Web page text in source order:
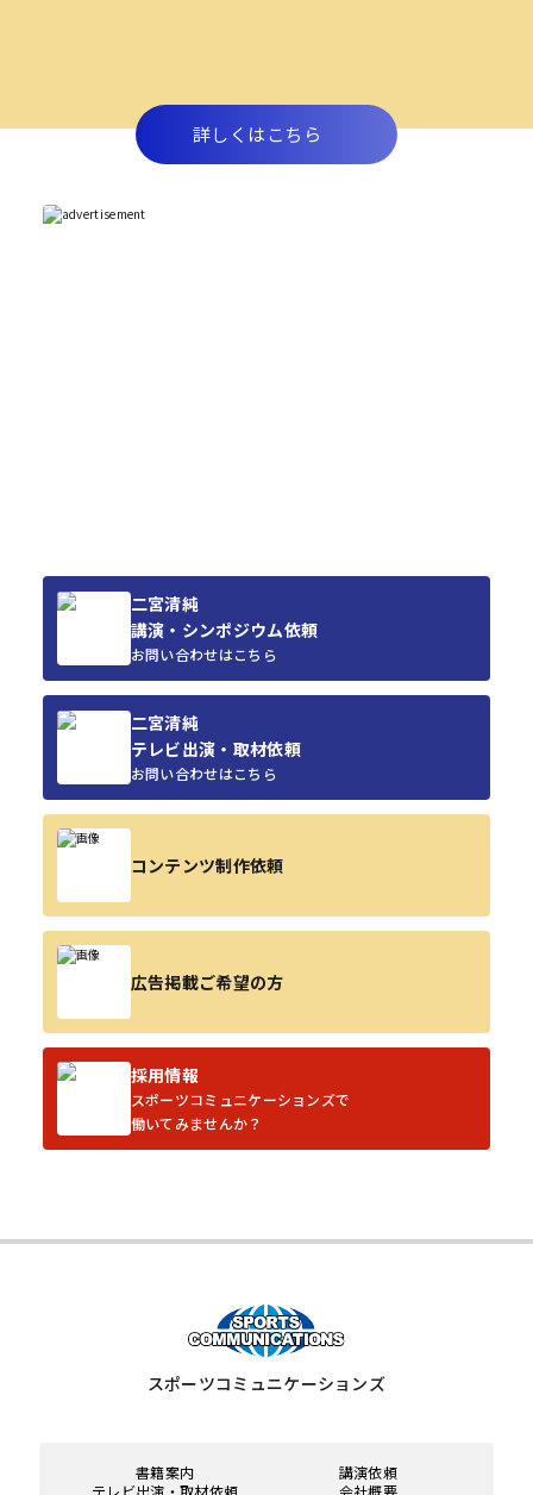
詳しくはこちら
二宮清純
講演・シンポジウム依頼
お問い合わせはこちら
二宮清純
テレビ出演・取材依頼
お問い合わせはこちら
コンテンツ制作依頼
広告掲載ご希望の方
採用情報
スポーツコミュニケーションズで
働いてみませんか？
スポーツコミュニケーションズ
書籍案内
講演依頼
テレビ出演・取材依頼
会社概要